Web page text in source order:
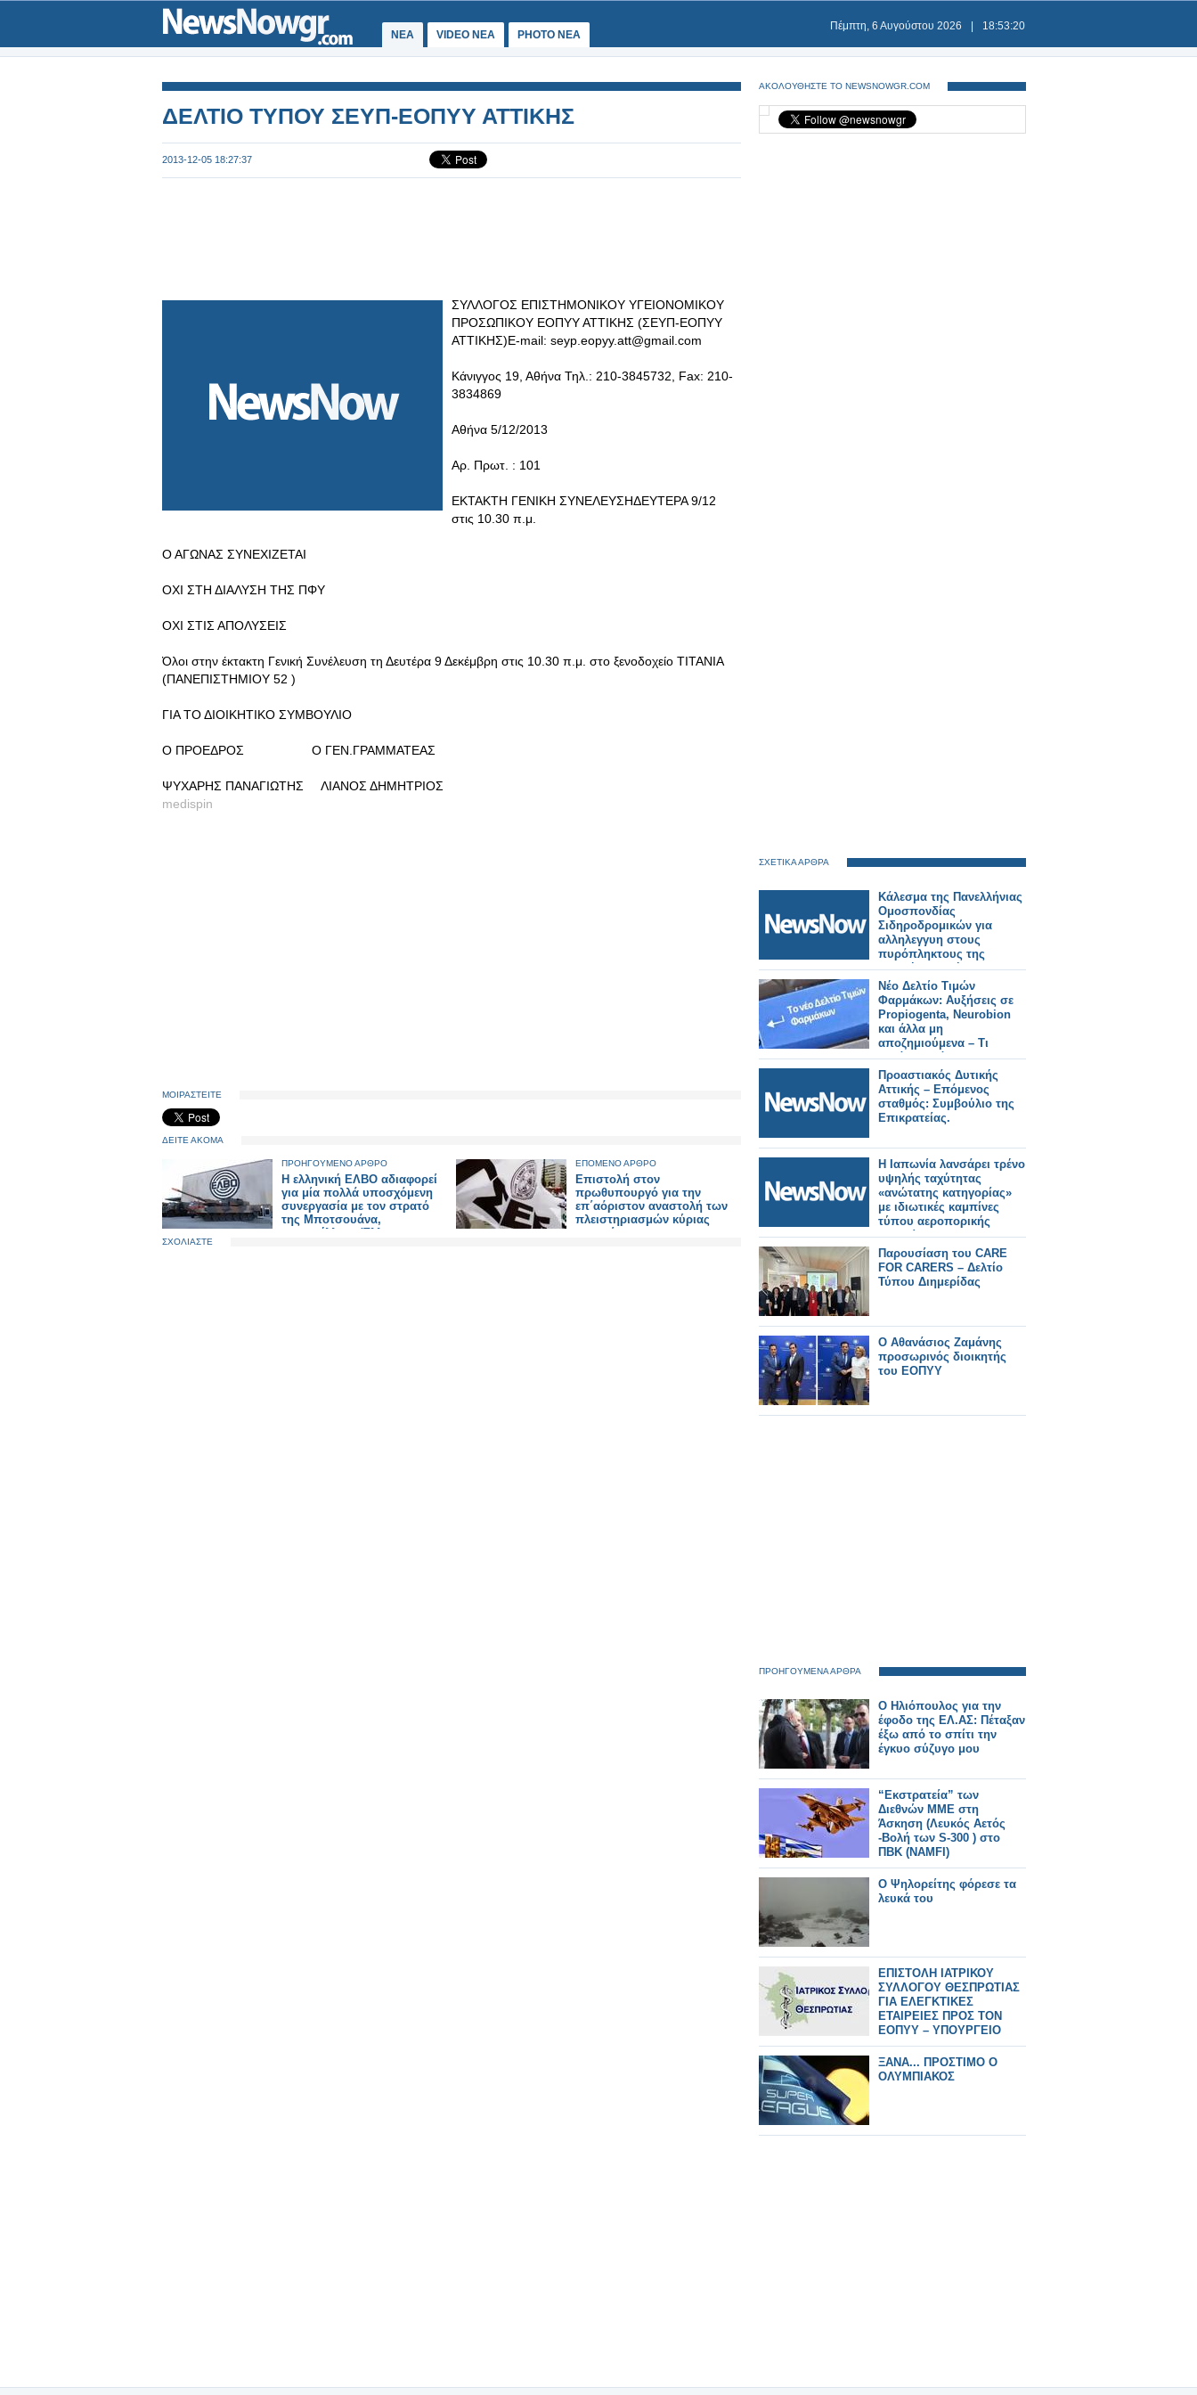
ΝΕΑ VIDEO NEA PHOTO NEA
Πέμπτη, 6 Αυγούστου 2026 18:53:21
ΔΕΛΤΙΟ ΤΥΠΟΥ ΣΕΥΠ-ΕΟΠΥΥ ΑΤΤΙΚΗΣ
2013-12-05 18:27:37
ΣΥΛΛΟΓΟΣ ΕΠΙΣΤΗΜΟΝΙΚΟΥ ΥΓΕΙΟΝΟΜΙΚΟΥ
ΠΡΟΣΩΠΙΚΟΥ ΕΟΠΥΥ ΑΤΤΙΚΗΣ (ΣΕΥΠ-ΕΟΠΥΥ
ΑΤΤΙΚΗΣ)E-mail: seyp.eopyy.att@gmail.com
Κάνιγγος 19, Αθήνα Τηλ.: 210-3845732, Fax: 210-
3834869
Αθήνα 5/12/2013
Αρ. Πρωτ. : 101
ΕΚΤΑΚΤΗ ΓΕΝΙΚΗ ΣΥΝΕΛΕΥΣΗΔΕΥΤΕΡΑ 9/12
στις 10.30 π.μ.
Ο ΑΓΩΝΑΣ ΣΥΝΕΧΙΖΕΤΑΙ
ΟΧΙ ΣΤΗ ΔΙΑΛΥΣΗ ΤΗΣ ΠΦΥ
ΟΧΙ ΣΤΙΣ ΑΠΟΛΥΣΕΙΣ
Όλοι στην έκτακτη Γενική Συνέλευση τη Δευτέρα 9 Δεκέμβρη στις 10.30 π.μ. στο ξενοδοχείο ΤΙΤΑΝΙΑ
(ΠΑΝΕΠΙΣΤΗΜΙΟΥ 52 )
ΓΙΑ ΤΟ ΔΙΟΙΚΗΤΙΚΟ ΣΥΜΒΟΥΛΙΟ
Ο ΠΡΟΕΔΡΟΣ Ο ΓΕΝ.ΓΡΑΜΜΑΤΕΑΣ
ΨΥΧΑΡΗΣ ΠΑΝΑΓΙΩΤΗΣ ΛΙΑΝΟΣ ΔΗΜΗΤΡΙΟΣ
medispin
ΜΟΙΡΑΣΤΕΙΤΕ
ΔΕΙΤΕ ΑΚΟΜΑ
ΠΡΟΗΓΟΥΜΕΝΟ ΑΡΘΡΟ
Η ελληνική ΕΛΒΟ αδιαφορεί
για μία πολλά υποσχόμενη
συνεργασία με τον στρατό
της Μποτσουάνα,
καταγγέλλει ο Έλληνας
ΕΠΟΜΕΝΟ ΑΡΘΡΟ
Επιστολή στον
πρωθυπουργό για την
επ΄αόριστον αναστολή των
πλειστηριασμών κύριας
κατοικίας
ΣΧΟΛΙΑΣΤΕ
ΑΚΟΛΟΥΘΗΣΤΕ ΤΟ NEWSNOWGR.COM
ΣΧΕΤΙΚΑ ΑΡΘΡΑ
Κάλεσμα της Πανελλήνιας
Ομοσπονδίας
Σιδηροδρομικών για
αλληλεγγυη στους
πυρόπληκτους της
Δυτικής Αττικής.
Νέο Δελτίο Τιμών
Φαρμάκων: Αυξήσεις σε
Propiogenta, Neurobion
και άλλα μη
αποζημιούμενα – Τι
αλλάζει από 31/7/2026
Προαστιακός Δυτικής
Αττικής – Επόμενος
σταθμός: Συμβούλιο της
Επικρατείας.
Η Ιαπωνία λανσάρει τρένο
υψηλής ταχύτητας
«ανώτατης κατηγορίας»
με ιδιωτικές καμπίνες
τύπου αεροπορικής
εταιρείας.
Παρουσίαση του CARE
FOR CARERS – Δελτίο
Τύπου Διημερίδας
Ο Αθανάσιος Ζαμάνης
προσωρινός διοικητής
του ΕΟΠΥΥ
ΠΡΟΗΓΟΥΜΕΝΑ ΑΡΘΡΑ
Ο Ηλιόπουλος για την
έφοδο της ΕΛ.ΑΣ: Πέταξαν
έξω από το σπίτι την
έγκυο σύζυγο μου
“Εκστρατεία” των
Διεθνών ΜΜΕ στη
Άσκηση (Λευκός Αετός
-Βολή των S-300 ) στο
ΠΒΚ (NAMFI)
Ο Ψηλορείτης φόρεσε τα
λευκά του
ΕΠΙΣΤΟΛΗ ΙΑΤΡΙΚΟΥ
ΣΥΛΛΟΓΟΥ ΘΕΣΠΡΩΤΙΑΣ
ΓΙΑ ΕΛΕΓΚΤΙΚΕΣ
ΕΤΑΙΡΕΙΕΣ ΠΡΟΣ TON
ΕΟΠΥΥ – ΥΠΟΥΡΓΕΙΟ
ΥΓΕΙΑΣ
ΞΑΝΑ... ΠΡΟΣΤΙΜΟ Ο
ΟΛΥΜΠΙΑΚΟΣ